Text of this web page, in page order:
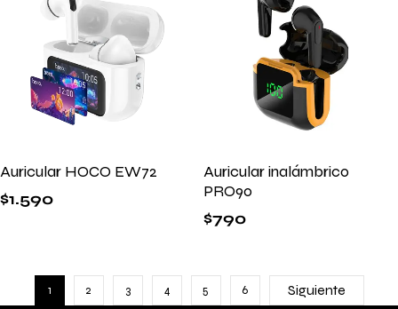
Auricular HOCO EW72
$1.590
Auricular inalámbrico
PRO90
$790
1 2 3 4 5 6 Siguiente